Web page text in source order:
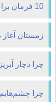
10 فرمان براي مبتلايان به گلودرد!
زمستان آغاز
چرا دچار
چرا